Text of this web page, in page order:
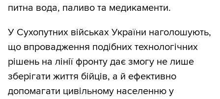
питна вода, паливо та медикаменти.
У Сухопутних військах України наголошують,
що впровадження подібних технологічних
рішень на лінії фронту дає змогу не лише
зберігати життя бійців, а й ефективно
допомагати цивільному населенню у